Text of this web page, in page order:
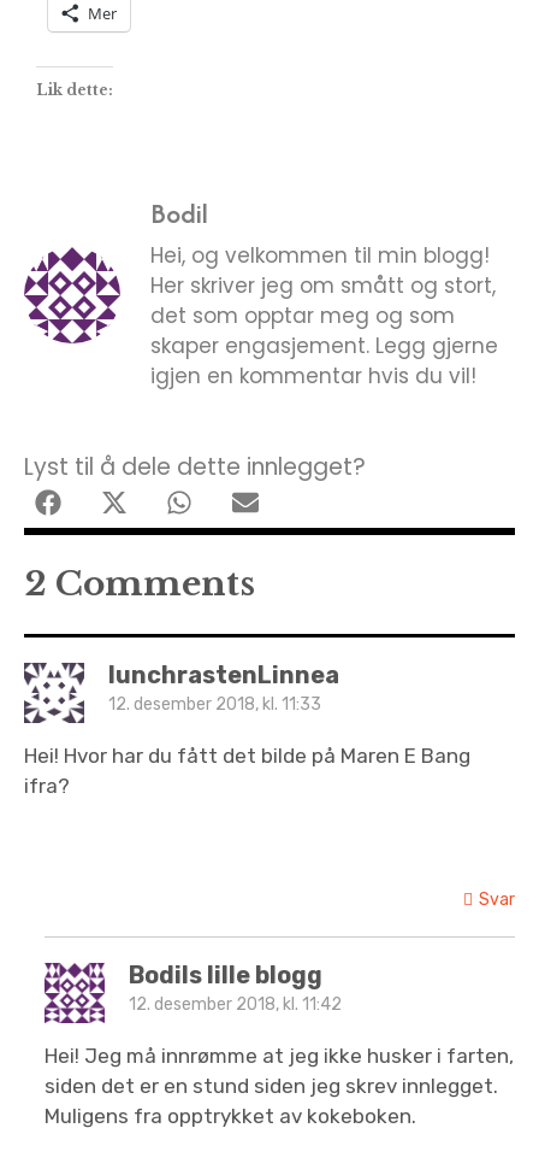
Mer
Lik dette:
Bodil
Hei, og velkommen til min blogg!
Her skriver jeg om smått og stort,
det som opptar meg og som
skaper engasjement. Legg gjerne
igjen en kommentar hvis du vil!
Lyst til å dele dette innlegget?
2 Comments
lunchrastenLinnea
12. desember 2018, kl. 11:33
Hei! Hvor har du fått det bilde på Maren E Bang
ifra?
Svar
Bodils lille blogg
12. desember 2018, kl. 11:42
Hei! Jeg må innrømme at jeg ikke husker i farten,
siden det er en stund siden jeg skrev innlegget.
Muligens fra opptrykket av kokeboken.